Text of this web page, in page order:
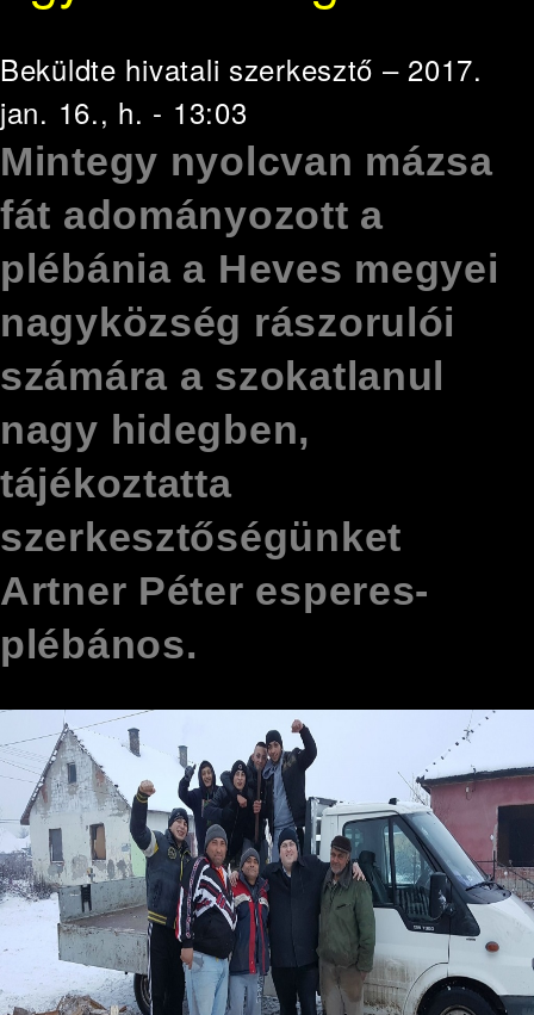
Beküldte hivatali szerkesztő – 2017.
jan. 16., h. - 13:03
Mintegy nyolcvan mázsa
fát adományozott a
plébánia a Heves megyei
nagyközség rászorulói
számára a szokatlanul
nagy hidegben,
tájékoztatta
szerkesztőségünket
Artner Péter esperes-
plébános.